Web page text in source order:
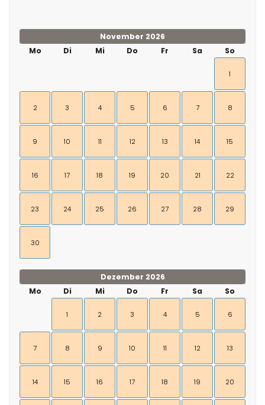
November 2026
Mo
Di Mi Do Fr Sa So
1
2 3 4 5 6 7 8
9 10 11 12 13 14 15
16 17 18 19 20 21 22
23 24 25 26 27 28 29
30
Dezember 2026
Mo
Di Mi Do Fr Sa So
1 2 3 4 5 6
7 8 9 10 11 12 13
14 15 16 17 18 19 20